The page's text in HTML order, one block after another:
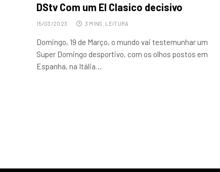
DStv Com um El Clasico decisivo
15/03/2023 3 MINS. LEITURA
Domingo, 19 de Março, o mundo vai testemunhar um
Super Domingo desportivo, com os olhos postos em
Espanha, na Itália…